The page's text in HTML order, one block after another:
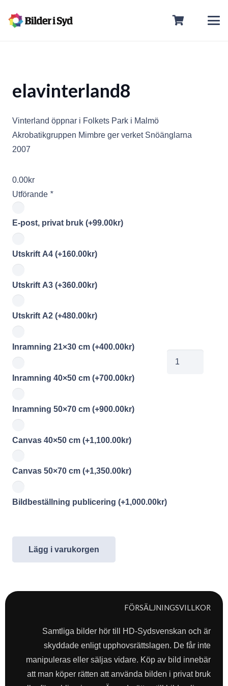
elavinterland8
Vinterland öppnar i Folkets Park i Malmö
Akrobatikgruppen Mimbre ger verket Snöänglarna
2007
0.00kr
Utförande *
E-post, privat bruk (+99.00kr)
Utskrift A4 (+160.00kr)
Utskrift A3 (+360.00kr)
Utskrift A2 (+480.00kr)
Inramning 21×30 cm (+400.00kr)
Inramning 40×50 cm (+700.00kr)
Inramning 50×70 cm (+900.00kr)
Canvas 40×50 cm (+1,100.00kr)
Canvas 50×70 cm (+1,350.00kr)
Bildbeställning publicering (+1,000.00kr)
Lägg i varukorgen
FÖRSÄLJNINGSVILLKOR
Samtliga bilder hör till HD-Sydsvenskan och är
skyddade enligt upphovsrättslagen. De får inte
manipuleras eller säljas vidare. Köp av bild innebär
att man köper rätten att använda bilden i privat bruk